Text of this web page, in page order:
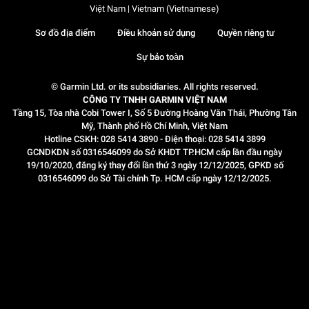
© Garmin Ltd. or its subsidiaries. All rights reserved.
CÔNG TY TNHH GARMIN VIỆT NAM
Tầng 15, Tòa nhà Cobi Tower I, Số 5 Đường Hoàng Văn Thái, Phường Tân
Mỹ, Thành phố Hồ Chí Minh, Việt Nam
Hotline CSKH: 028 5414 3890 - Điện thoại: 028 5414 3899
GCNDKDN số 0316546099 do Sở KHDT TP.HCM cấp lần đầu ngày
19/10/2020, đăng ký thay đổi lần thứ 3 ngày 12/12/2025, GPKD số
0316546099 do Sở Tài chính Tp. HCM cấp ngày 12/12/2025.
Sơ đồ địa điểm Điều khoản sử dụng Quyền riêng tư
Sự bảo toàn
Việt Nam | Vietnam (Vietnamese)